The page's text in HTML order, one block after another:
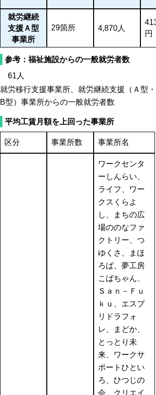
就労継続
支援Ａ型
事業所
29箇所 4,870人
円
参考：福祉施設からの一般就労者数
61人
就労移行支援事業所、就労継続支援（Ａ型・
B型）事業所からの一般就労者数
平均工賃月額を上回った事業所
区分 事業所数 事業所名
ワークセンタ
ーしんらい、
ライフ、ワー
クスくらよ
し、まちの広
場ののなファ
クトリー、つ
ゆくさ、まほ
ろば、夢工房
こばちゃん、
Ｓａｎ－Ｆｕ
ｋｕ、エスプ
リドラフォ
レ、まどか、
とっとり未
来、ワークサ
ポートひとい
ろ、ひつじの
会、クリエイ